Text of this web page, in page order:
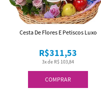
COMPRAR
3x de R$ 103,84
R$311,53
Cesta De Flores E Petiscos Luxo